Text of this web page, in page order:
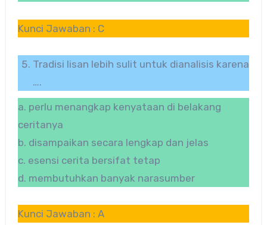
Kunci Jawaban : C
Tradisi lisan lebih sulit untuk dianalisis karena
….
a. perlu menangkap kenyataan di belakang
ceritanya
b. disampaikan secara lengkap dan jelas
c. esensi cerita bersifat tetap
d. membutuhkan banyak narasumber
Kunci Jawaban : A